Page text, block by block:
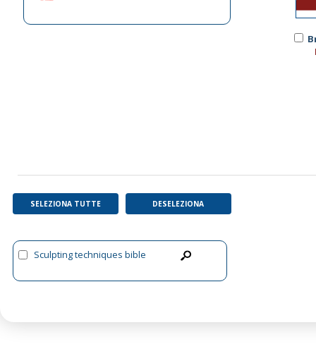
SELEZIONA TUTTE DESELEZIONA
Sculpting techniques bible